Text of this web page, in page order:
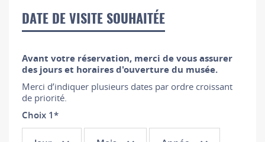
DATE DE VISITE SOUHAITÉE
Avant votre réservation, merci de vous assurer
des jours et horaires d'ouverture du musée.
Merci d’indiquer plusieurs dates par ordre croissant
de priorité.
Choix 1*